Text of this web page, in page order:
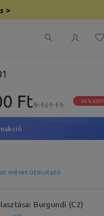
>
Ft9.121 Ft 62%
méret útmutató
Burgundi (C2)